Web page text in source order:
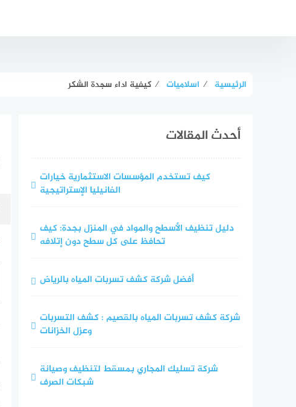
الرئيسية ⁄ اسلاميات ⁄ كيفية اداء سجدة الشكر
أحدث المقالات
كيف تستخدم المؤسسات الاستثمارية خيارات
الفانيليا الإستراتيجية
دليل تنظيف الأسطح والمواد في المنزل بجدة: كيف
تحافظ على كل سطح دون إتلافه
أفضل شركة كشف تسربات المياه بالرياض
شركة كشف تسربات المياه بالقصيم : كشف التسربات
وعزل الخزانات
شركة تسليك المجاري بمسقط لتنظيف وصيانة
شبكات الصرف